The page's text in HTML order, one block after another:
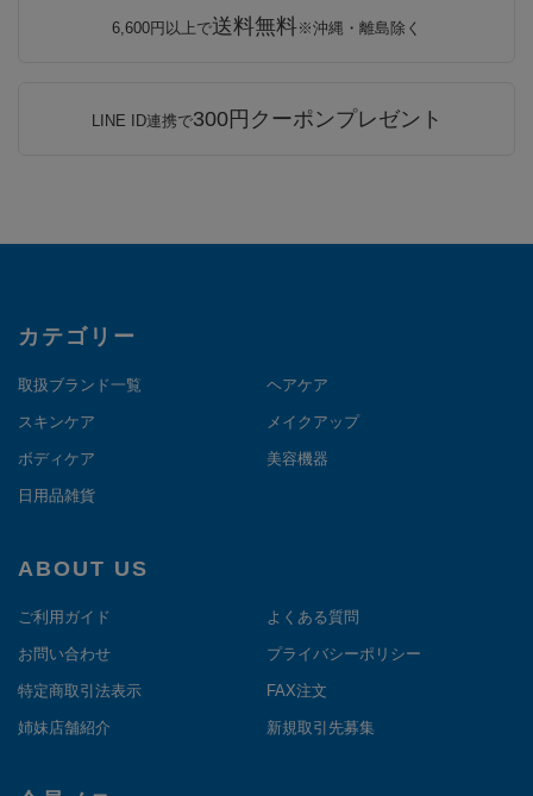
6,600円以上で送料無料※沖縄・離島除く
LINE ID連携で300円クーポンプレゼント
カテゴリー
取扱ブランド一覧 ヘアケア
スキンケア メイクアップ
ボディケア 美容機器
日用品雑貨
ABOUT US
ご利用ガイド よくある質問
お問い合わせ プライバシーポリシー
特定商取引法表示 FAX注文
姉妹店舗紹介 新規取引先募集